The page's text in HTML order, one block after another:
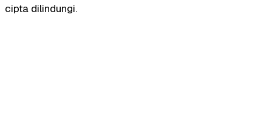
cipta dilindungi.